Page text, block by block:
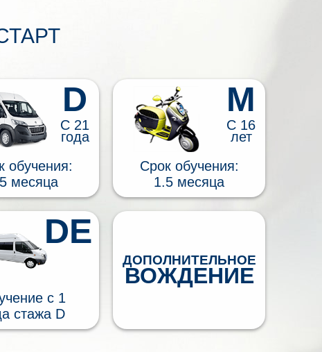
D
С 21
года
обучения:
месяца
M
С 16
лет
Срок обучения:
1.5 месяца
DE
c 1
стажа D
ДОПОЛНИТЕЛЬНОЕ
ВОЖДЕНИЕ